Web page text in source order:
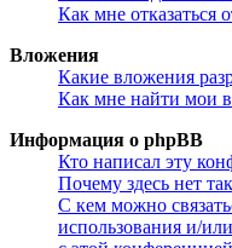
Как мне отказаться
Вложения
Какие вложения
Как мне найти мои
Информация о phpBB
Кто написал эту
Почему здесь нет
С кем можно
использования и/